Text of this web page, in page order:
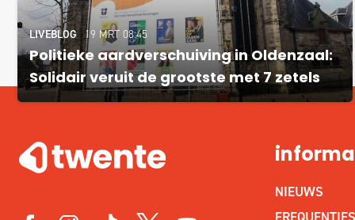
LIVEBLOG 19 MRT 08:45
Politieke aardverschuiving in Oldenzaal:
Solidair veruit de grootste met 7 zetels
NIEUWS
FREQUENTIES